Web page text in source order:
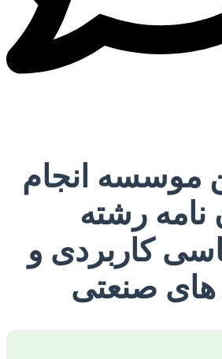
موسسه انجام
نامه رشته
کاربردی و
های صنعتی